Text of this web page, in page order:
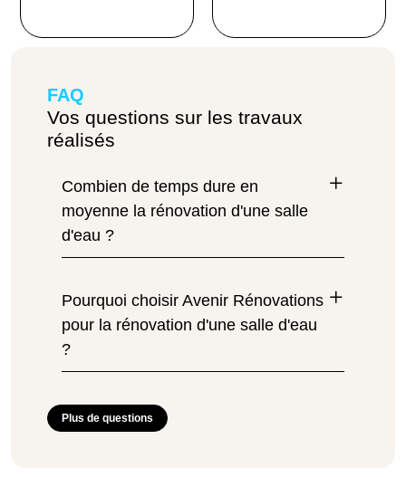
FAQ
Vos questions sur les travaux
réalisés
Combien de temps dure en
moyenne la rénovation d'une salle
d'eau ?
Pourquoi choisir Avenir Rénovations
pour la rénovation d'une salle d'eau
?
Plus de questions